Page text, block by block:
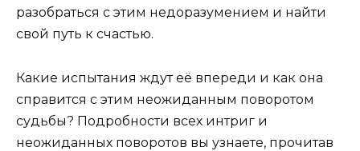
разобраться с этим недоразумением и найти
свой путь к счастью.
Какие испытания ждут её впереди и как она
справится с этим неожиданным поворотом
судьбы? Подробности всех интриг и
неожиданных поворотов вы узнаете, прочитав